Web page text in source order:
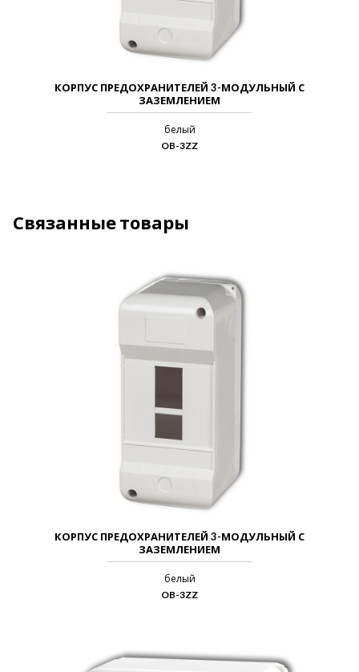
КОРПУС ПРЕДОХРАНИТЕЛЕЙ 3-МОДУЛЬНЫЙ С
ЗАЗЕМЛЕНИЕМ
белый
OB-3ZZ
Связанные товары
КОРПУС ПРЕДОХРАНИТЕЛЕЙ 3-МОДУЛЬНЫЙ С
ЗАЗЕМЛЕНИЕМ
белый
OB-3ZZ